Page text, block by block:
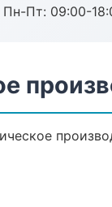
Пн-Пт: 09:00-